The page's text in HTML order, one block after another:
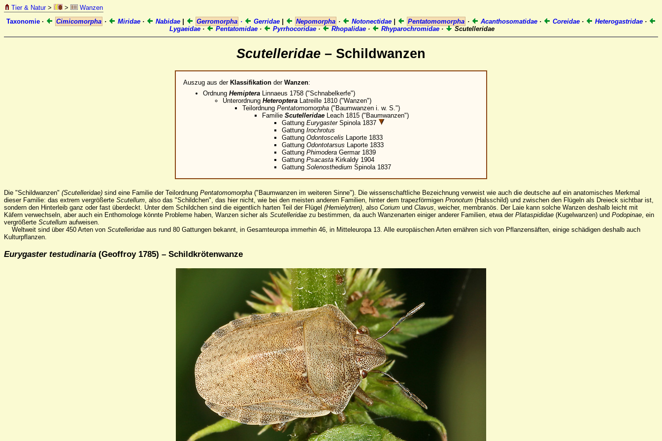
Tier & Natur> >
Wanzen
Taxonomie· Cimicomorpha · Miridae· Nabidae| Gerromorpha · Gerridae| Nepomorpha · Notonectidae| Pentatomomorpha · Acanthosomatidae· Coreidae· Heterogastridae·
Lygaeidae · Pentatomidae · Pyrrhocoridae · Rhopalidae · Rhyparochromidae · Scutelleridae
Scutelleridae – Schildwanzen
Auszug aus der Klassifikation der Wanzen:
Ordnung Hemiptera Linnaeus 1758 ("Schnabelkerfe")
Unterordnung Heteroptera Latreille 1810 ("Wanzen")
Teilordnung Pentatomomorpha ("Baumwanzen i. w. S.")
Familie Scutelleridae Leach 1815 ("Baumwanzen")
Gattung EurygasterSpinola 1837
Gattung Irochrotus
Gattung Odontoscelis Laporte 1833
Gattung Odontotarsus Laporte 1833
Gattung Phimodera Germar 1839
Gattung Psacasta Kirkaldy 1904
Gattung Solenosthedium Spinola 1837
Die "Schildwanzen" (Scutelleridae) sind eine Familie der Teilordnung Pentatomomorpha ("Baumwanzen im weiteren Sinne"). Die wissenschaftliche Bezeichnung verweist wie auch die deutsche auf ein anatomisches Merkmal
dieser Familie: das extrem vergrößerte Scutellum, also das "Schildchen", das hier nicht, wie bei den meisten anderen Familien, hinter dem trapezförmigen Pronotum (Halsschild) und zwischen den Flügeln als Dreieck sichtbar ist,
sondern den Hinterleib ganz oder fast überdeckt. Unter dem Schildchen sind die eigentlich harten Teil der Flügel (Hemielytren), also Corium und Clavus, weicher, membranös. Der Laie kann solche Wanzen deshalb leicht mit
Käfern verwechseln, aber auch ein Enthomologe könnte Probleme haben, Wanzen sicher als Scutelleridae zu bestimmen, da auch Wanzenarten einiger anderer Familien, etwa der Plataspididae (Kugelwanzen) und Podopinae, ein
vergrößerte Scutellum aufweisen.
Weltweit sind über 450 Arten von Scutelleridae aus rund 80 Gattungen bekannt, in Gesamteuropa immerhin 46, in Mitteleuropa 13. Alle europäischen Arten ernähren sich von Pflanzensäften, einige schädigen deshalb auch
Kulturpflanzen.
Eurygaster testudinaria (Geoffroy 1785) – Schildkrötenwanze